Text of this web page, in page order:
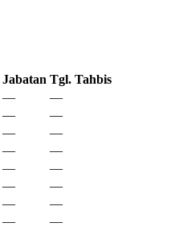
Jabatan Tgl. Tahbis
—
—
—
—
—
—
—
—
—
—
—
—
—
—
—
—